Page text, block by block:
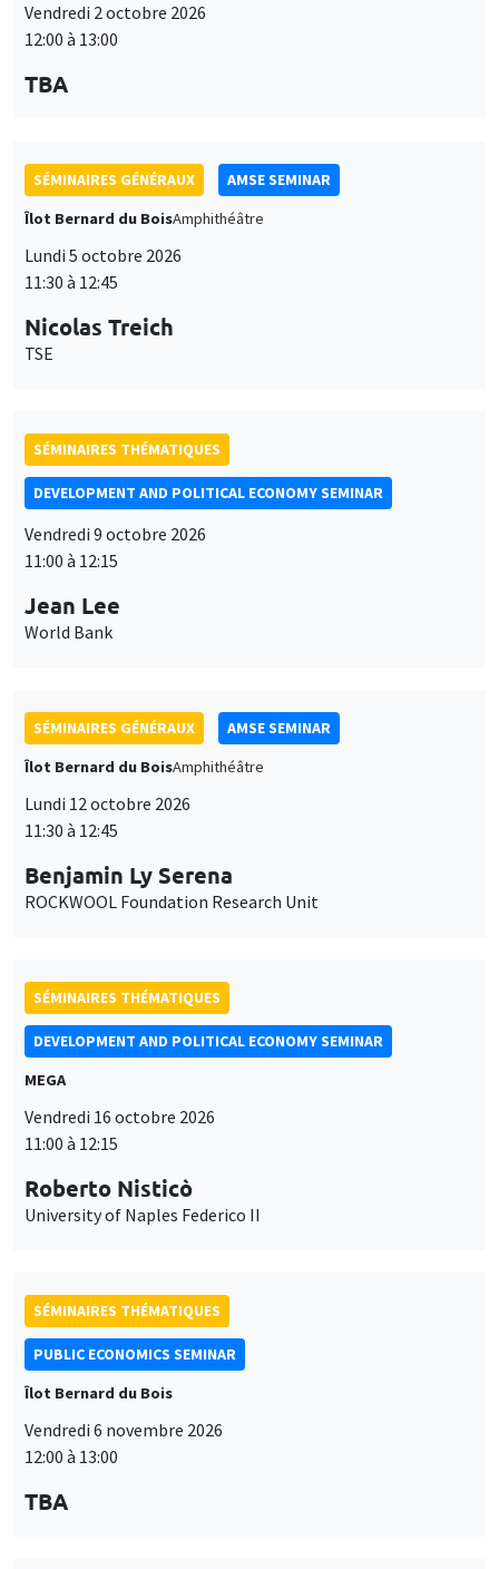
TBA
Îlot Bernard du BoisAmphithéâtre
Lundi 5 octobre 2026
11:30 à 12:45
Nicolas Treich
TSE
DEVELOPMENT AND POLITICAL ECONOMY SEMINAR
Vendredi 9 octobre 2026
11:00 à 12:15
Jean Lee
World Bank
Îlot Bernard du BoisAmphithéâtre
Lundi 12 octobre 2026
11:30 à 12:45
Benjamin Ly Serena
ROCKWOOL Foundation Research Unit
DEVELOPMENT AND POLITICAL ECONOMY SEMINAR
MEGA
Vendredi 16 octobre 2026
11:00 à 12:15
Roberto Nisticò
University of Naples Federico II
PUBLIC ECONOMICS SEMINAR
Îlot Bernard du Bois
Vendredi 6 novembre 2026
12:00 à 13:00
TBA
des
Ce site utilise des cookies et des services tiers pour garantir son bon
contenus multimédias. Vous êtes libre d’accepter, de refuser ou de